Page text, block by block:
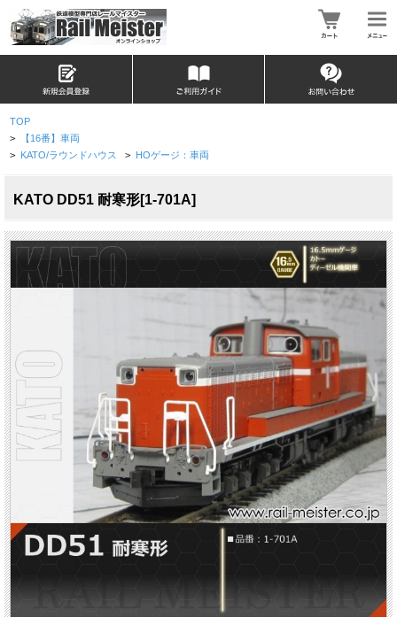
TOP
> 【16番】車両
> KATO/ラウンドハウス > HOゲージ：車両
KATO DD51 耐寒形[1-701A]